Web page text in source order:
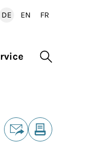
DE
EN
FR
Suche